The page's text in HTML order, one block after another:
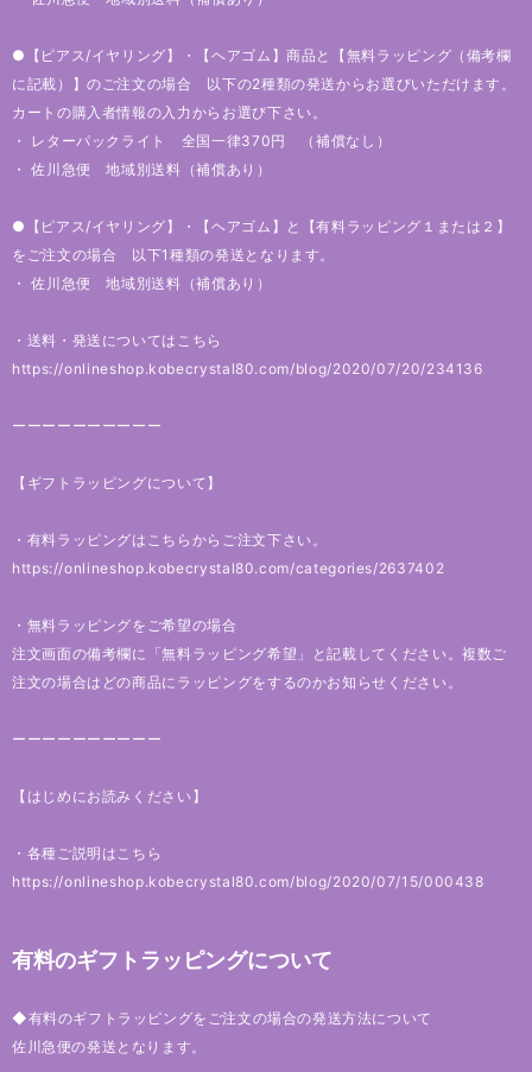
●【ピアス/イヤリング】・【ヘアゴム】商品と【無料ラッピング（備考欄
に記載）】のご注文の場合 以下の2種類の発送からお選びいただけます。
カートの購入者情報の入力からお選び下さい。
・ レターパックライト 全国一律370円 （補償なし）
・ 佐川急便 地域別送料（補償あり）
●【ピアス/イヤリング】・【ヘアゴム】と【有料ラッピング１または２】
をご注文の場合 以下1種類の発送となります。
・ 佐川急便 地域別送料（補償あり）
・送料・発送についてはこちら
https://onlineshop.kobecrystal80.com/blog/2020/07/20/234136
ーーーーーーーーーー
【ギフトラッピングについて】
・有料ラッピングはこちらからご注文下さい。
https://onlineshop.kobecrystal80.com/categories/2637402
・無料ラッピングをご希望の場合
注文画面の備考欄に「無料ラッピング希望」と記載してください。複数ご
注文の場合はどの商品にラッピングをするのかお知らせください。
ーーーーーーーーーー
【はじめにお読みください】
・各種ご説明はこちら
https://onlineshop.kobecrystal80.com/blog/2020/07/15/000438
有料のギフトラッピングについて
◆有料のギフトラッピングをご注文の場合の発送方法について
佐川急便の発送となります。